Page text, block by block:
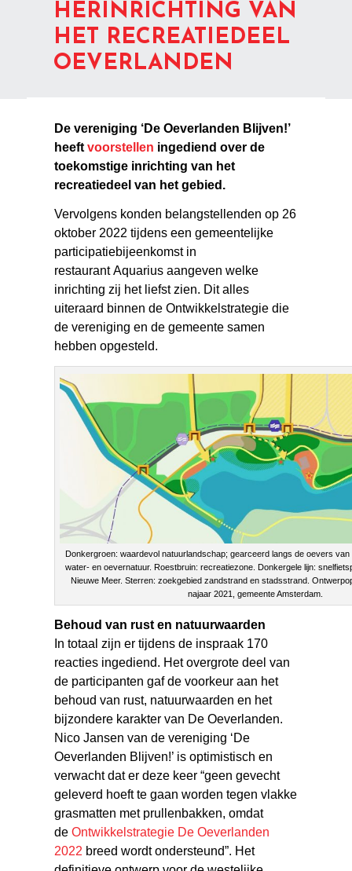
HERINRICHTING VAN
HET RECREATIEDEEL
OEVERLANDEN
De vereniging ‘De Oeverlanden Blijven!’
heeftvoorstellen ingediend over de
toekomstige inrichting van het
recreatiedeel van het gebied.
Vervolgens konden belangstellenden op 26
oktober 2022 tijdens een gemeentelijke
participatiebijeenkomst in
restaurant Aquarius aangeven welke
inrichting zij het liefst zien. Dit alles
uiteraard binnen de Ontwikkelstrategie die
de vereniging en de gemeente samen
hebben opgesteld.
Donkergroen: waardevol natuurlandschap; gearceerd langs de oevers
water- en oevernatuur. Roestbruin: recreatiezone. Donkergele lijn:
Nieuwe Meer. Sterren: zoekgebied zandstrand en stadsstrand.
najaar 2021, gemeente Amsterdam.
Behoud van rust en natuurwaarden
In totaal zijn er tijdens de inspraak 170
reacties ingediend. Het overgrote deel van
de participanten gaf de voorkeur aan het
behoud van rust, natuurwaarden en het
bijzondere karakter van De Oeverlanden.
Nico Jansen van de vereniging ‘De
Oeverlanden Blijven!’ is optimistisch en
verwacht dat er deze keer “geen gevecht
geleverd hoeft te gaan worden tegen vlakke
grasmatten met prullenbakken, omdat
deOntwikkelstrategie De Oeverlanden
2022 breed wordt ondersteund”. Het